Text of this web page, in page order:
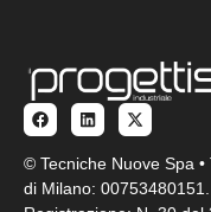
© Tecniche Nuove Spa
di Milano: 00753480151.